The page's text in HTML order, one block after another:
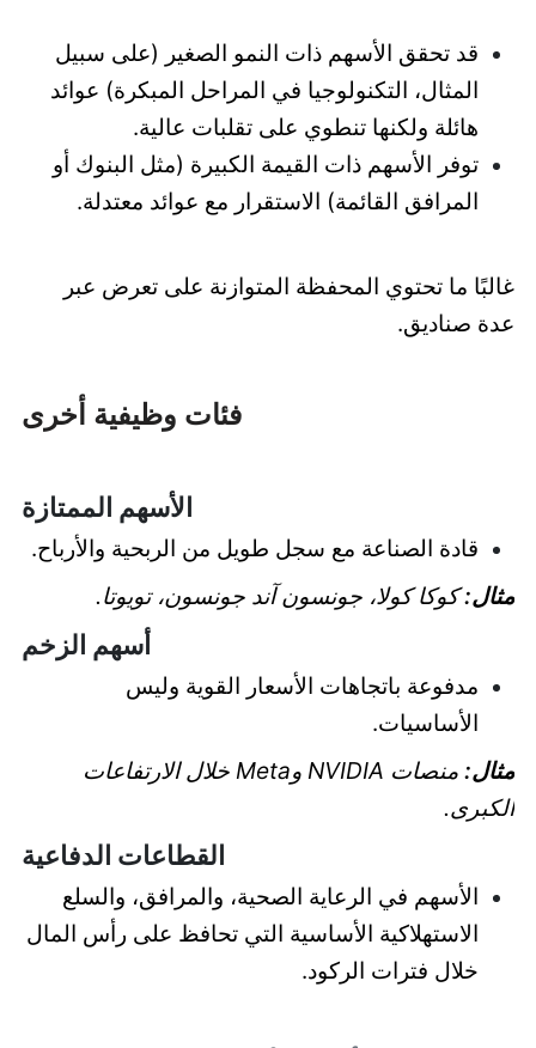
قد تحقق الأسهم ذات النمو الصغير (على سبيل
المثال، التكنولوجيا في المراحل المبكرة) عوائد
هائلة ولكنها تنطوي على تقلبات عالية.
توفر الأسهم ذات القيمة الكبيرة (مثل البنوك أو
المرافق القائمة) الاستقرار مع عوائد معتدلة.
غالبًا ما تحتوي المحفظة المتوازنة على تعرض عبر
عدة صناديق.
فئات وظيفية أخرى
الأسهم الممتازة
قادة الصناعة مع سجل طويل من الربحية والأرباح.
مثال: كوكا كولا، جونسون آند جونسون، تويوتا.
أسهم الزخم
مدفوعة باتجاهات الأسعار القوية وليس
الأساسيات.
مثال:
منصات NVIDIA وMeta خلال الارتفاعات
الكبرى.
القطاعات الدفاعية
الأسهم في الرعاية الصحية، والمرافق، والسلع
الاستهلاكية الأساسية التي تحافظ على رأس المال
خلال فترات الركود.